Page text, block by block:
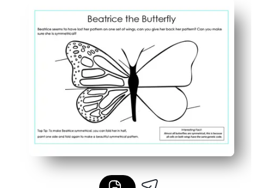
Los pasos prácticos (colorear, cortar, doblar)
Desarrolla vocabulario de motricidad fina,
Sin preparación para ti: solo tienes que imprimir, coger